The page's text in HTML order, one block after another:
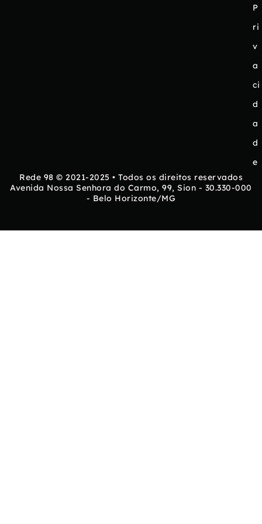
P
ri
v
a
ci
d
a
d
e
Rede 98 © 2021-2025 • Todos os direitos reservados
Avenida Nossa Senhora do Carmo, 99, Sion - 30.330-000
- Belo Horizonte/MG